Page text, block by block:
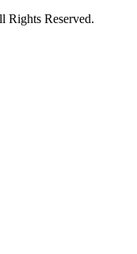
Rights Reserved.